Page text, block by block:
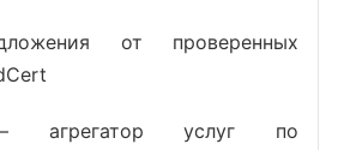
от проверенных
услуг по